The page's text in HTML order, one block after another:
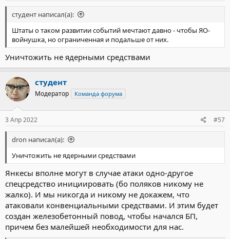
студент написал(а):
Штаты о таком развитии событий мечтают давно - чтобы ЯО-
войнушка, но ограниченная и подальше от них.
Уничтожить не ядерными средствами
студент
Модератор Команда форума
3 Апр 2022 #57
dron написал(а):
Уничтожить не ядерными средствами
Янкесы вполне могут в случае атаки одно-другое
спецсредство инициировать (бо поляков никому не
жалко). И мы никогда и никому не докажем, что
атаковали конвенциальными средствами. И этим будет
создан железобетонный повод, чтобы начался БП,
причем без малейшей необходимости для нас.